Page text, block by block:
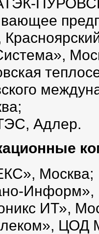
Адлер.
Москва;
Информ»,
ИТ»,
ЦОД